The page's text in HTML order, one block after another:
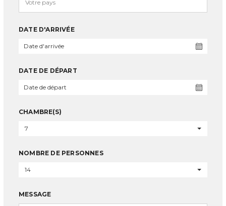
DATE D'ARRIVÉE
DATE DE DÉPART
CHAMBRE(S)
7
NOMBRE DE PERSONNES
14
MESSAGE